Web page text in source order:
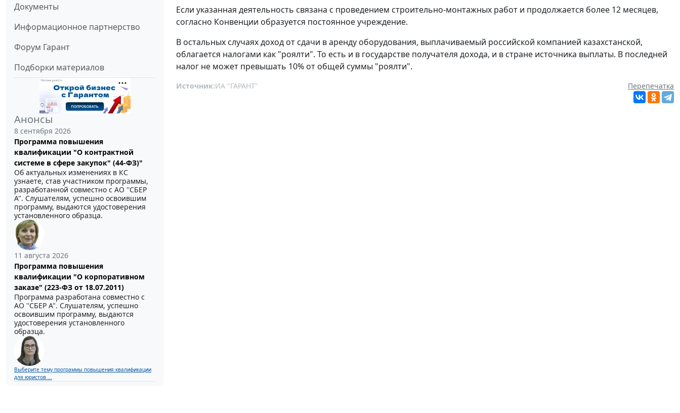
Документы
Информационное партнерство
Форум Гарант
Подборки материалов
Анонсы
8 сентября 2026
Программа повышения
квалификации "О контрактной
системе в сфере закупок" (44-ФЗ)"
Об актуальных изменениях в КС
узнаете, став участником программы,
разработанной совместно с АО ''СБЕР
А". Слушателям, успешно освоившим
программу, выдаются удостоверения
установленного образца.
11 августа 2026
Программа повышения
квалификации "О корпоративном
заказе" (223-ФЗ от 18.07.2011)
Программа разработана совместно с
АО ''СБЕР А". Слушателям, успешно
освоившим программу, выдаются
удостоверения установленного
образца.
Выберите тему программы повышения квалификации
для юристов ...
Если указанная деятельность связана с проведением строительно-монтажных работ и продолжается более 12 месяцев,
согласно Конвенции образуется постоянное учреждение.
В остальных случаях доход от сдачи в аренду оборудования, выплачиваемый российской компанией казахстанской,
облагается налогами как "роялти". То есть и в государстве получателя дохода, и в стране источника выплаты. В последней
налог не может превышать 10% от общей суммы "роялти".
Источник:ИА "ГАРАНТ" Перепечатка